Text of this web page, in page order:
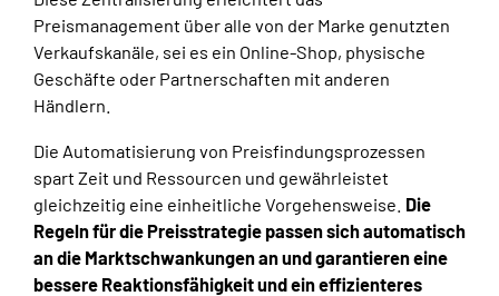
Preismanagement über alle von der Marke genutzten
Verkaufskanäle, sei es ein Online-Shop, physische
Geschäfte oder Partnerschaften mit anderen
Händlern.
Die Automatisierung von Preisfindungsprozessen
spart Zeit und Ressourcen und gewährleistet
gleichzeitig eine einheitliche Vorgehensweise. Die
Regeln für die Preisstrategie passen sich automatisch
an die Marktschwankungen an und garantieren eine
bessere Reaktionsfähigkeit und ein effizienteres